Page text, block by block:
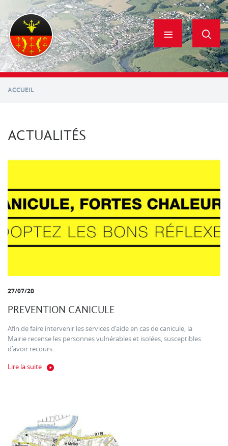
contenu
principal
ACCUEIL
ACTUALITÉS
27/07/20
PREVENTION CANICULE
Afin de faire intervenir les services d’aide en cas de canicule, la
Mairie recense les personnes vulnérables et isolées, susceptibles
d’avoir recours...
Lire la suite